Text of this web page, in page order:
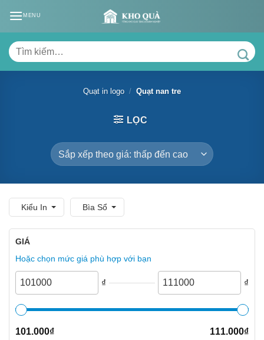
MENU
Tìm
kiếm:
Quạt in logo / Quạt nan tre
LỌC
Kiểu In Bìa Sổ
GIÁ
Hoặc chọn mức giá phù hợp với bạn
₫ ₫
101.000₫ 111.000₫